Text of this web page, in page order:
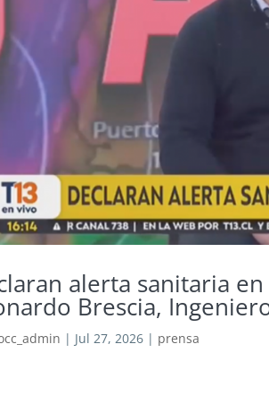
alerta sanitaria
Brescia,
| Jul 27, 2026 | prensa